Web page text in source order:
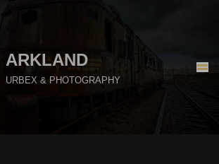
ARKLAND
URBEX & PHOTOGRAPHY